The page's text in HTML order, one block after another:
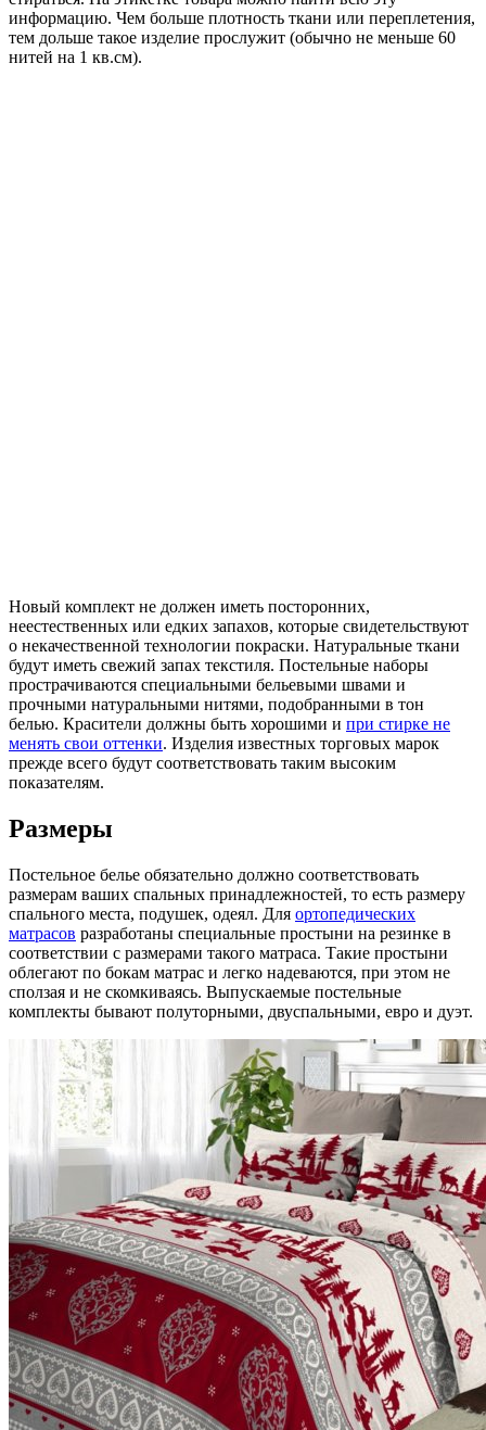
информацию. Чем больше плотность ткани или переплетения,
тем дольше такое изделие прослужит (обычно не меньше 60
нитей на 1 кв.см).
Новый комплект не должен иметь посторонних,
неестественных или едких запахов, которые свидетельствуют
о некачественной технологии покраски. Натуральные ткани
будут иметь свежий запах текстиля. Постельные наборы
прострачиваются специальными бельевыми швами и
прочными натуральными нитями, подобранными в тон
белью. Красители должны быть хорошими и при стирке не
менять свои оттенки. Изделия известных торговых марок
прежде всего будут соответствовать таким высоким
показателям.
Размеры
Постельное белье обязательно должно соответствовать
размерам ваших спальных принадлежностей, то есть размеру
спального места, подушек, одеял. Для ортопедических
матрасов разработаны специальные простыни на резинке в
соответствии с размерами такого матраса. Такие простыни
облегают по бокам матрас и легко надеваются, при этом не
сползая и не скомкиваясь. Выпускаемые постельные
комплекты бывают полуторными, двуспальными, евро и дуэт.